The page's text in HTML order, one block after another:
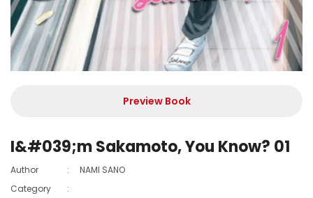
Preview Book
I&#039;m Sakamoto, You Know? 01
Author :
NAMI SANO
Category
: